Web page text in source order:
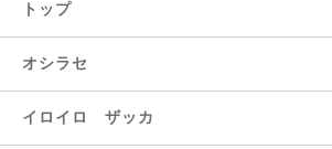
トップ
オシラセ
イロイロ ザッカ